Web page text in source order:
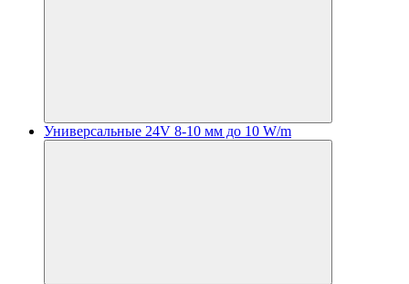
Универсальные 24V 8-10 мм до 10 W/m